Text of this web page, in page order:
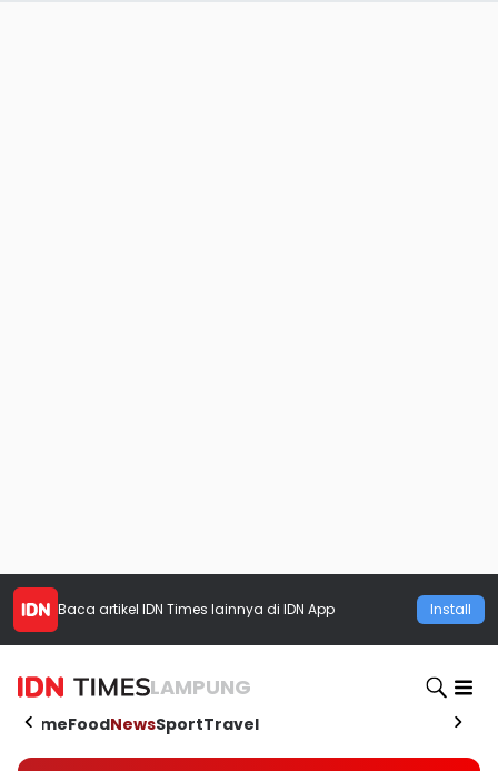
Baca artikel IDN Times lainnya di IDN App Install
LAMPUNG
HomeFoodNewsSportTravel